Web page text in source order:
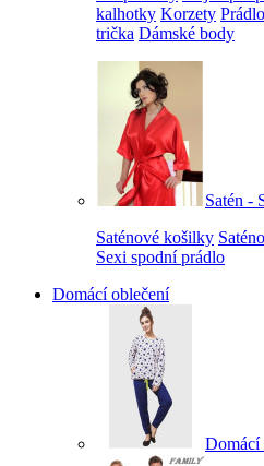
kalhotky Korzety
trička Dámské body
Satén -
Saténové košilky
Sexi spodní prádlo
Domácí oblečení
Domácí